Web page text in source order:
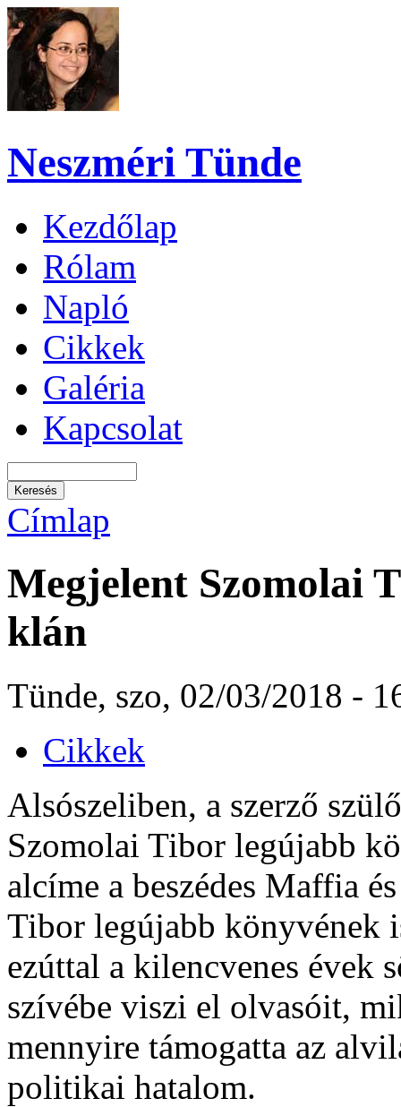
Neszméri Tünde
Kezdőlap
Rólam
Napló
Cikkek
Galéria
Kapcsolat
Címlap
Megjelent Szomolai
klán
Tünde, szo, 02/03/2018 -
Cikkek
Alsószeliben, a szerző
Szomolai Tibor legújabb
alcíme a beszédes Maffia
Tibor legújabb könyvének
ezúttal a kilencvenes évek
szívébe viszi el olvasóit,
mennyire támogatta az
politikai hatalom.